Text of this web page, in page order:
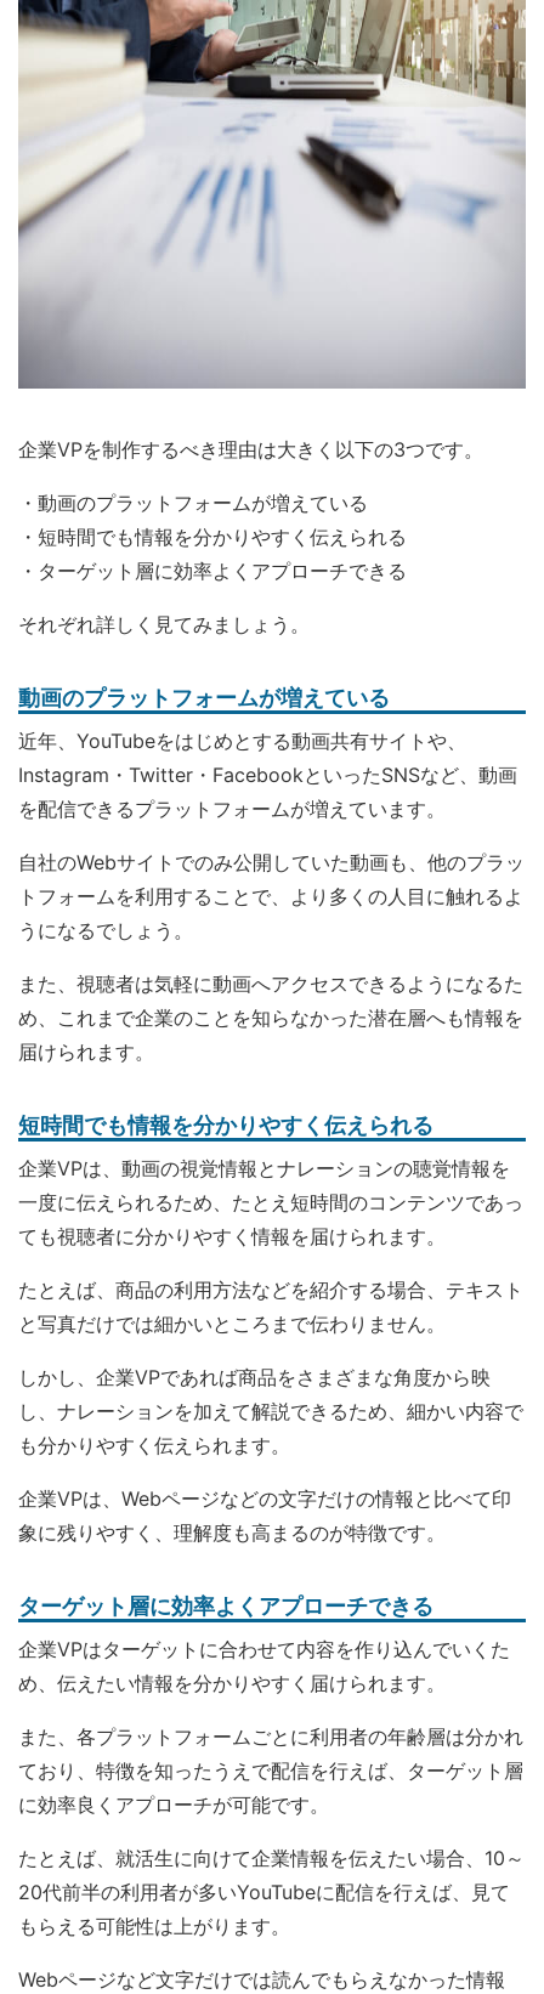
企業VPを制作するべき理由は大きく以下の3つです。
・動画のプラットフォームが増えている
・短時間でも情報を分かりやすく伝えられる
・ターゲット層に効率よくアプローチできる
それぞれ詳しく見てみましょう。
動画のプラットフォームが増えている
近年、YouTubeをはじめとする動画共有サイトや、
Instagram・Twitter・FacebookといったSNSなど、動画
を配信できるプラットフォームが増えています。
自社のWebサイトでのみ公開していた動画も、他のプラッ
トフォームを利用することで、より多くの人目に触れるよ
うになるでしょう。
また、視聴者は気軽に動画へアクセスできるようになるた
め、これまで企業のことを知らなかった潜在層へも情報を
届けられます。
短時間でも情報を分かりやすく伝えられる
企業VPは、動画の視覚情報とナレーションの聴覚情報を
一度に伝えられるため、たとえ短時間のコンテンツであっ
ても視聴者に分かりやすく情報を届けられます。
たとえば、商品の利用方法などを紹介する場合、テキスト
と写真だけでは細かいところまで伝わりません。
しかし、企業VPであれば商品をさまざまな角度から映
し、ナレーションを加えて解説できるため、細かい内容で
も分かりやすく伝えられます。
企業VPは、Webページなどの文字だけの情報と比べて印
象に残りやすく、理解度も高まるのが特徴です。
ターゲット層に効率よくアプローチできる
企業VPはターゲットに合わせて内容を作り込んでいくた
め、伝えたい情報を分かりやすく届けられます。
また、各プラットフォームごとに利用者の年齢層は分かれ
ており、特徴を知ったうえで配信を行えば、ターゲット層
に効率良くアプローチが可能です。
たとえば、就活生に向けて企業情報を伝えたい場合、10～
20代前半の利用者が多いYouTubeに配信を行えば、見て
もらえる可能性は上がります。
Webページなど文字だけでは読んでもらえなかった情報